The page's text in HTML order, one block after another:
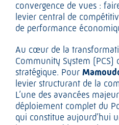
convergence de vues :
levier central de
de performance
Au cœur de la
Community System (PCS)
stratégique. Pour
levier structurant de la
L’une des avancées
déploiement complet du
qui constitue aujourd’hui